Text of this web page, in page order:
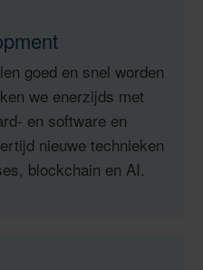
goed en snel worden
we enerzijds met
en software en
nieuwe technieken
blockchain en AI.